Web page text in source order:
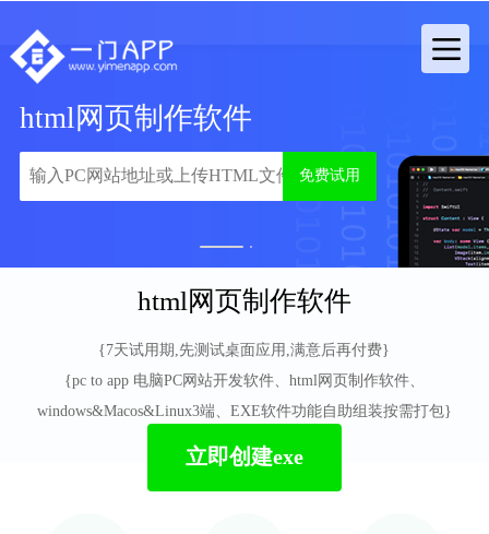
html网页制作软件
免费试用
html网页制作软件
{7天试用期,先测试桌面应用,满意后再付费}
{pc to app 电脑PC网站开发软件、html网页制作软件、
windows&Macos&Linux3端、EXE软件功能自助组装按需打包}
立即创建exe